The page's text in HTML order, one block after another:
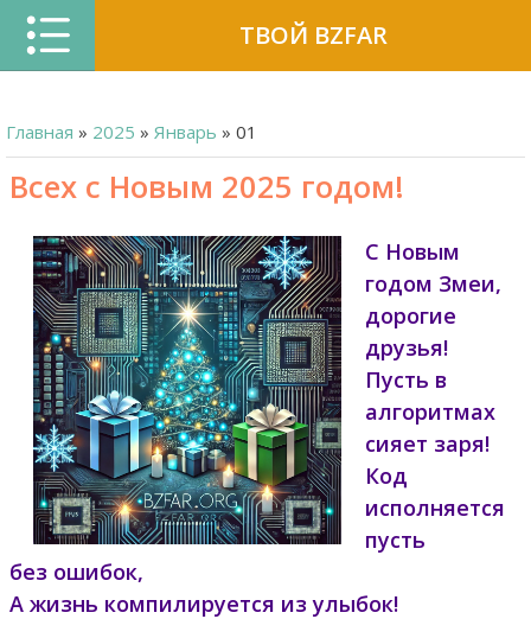
ТВОЙ BZFAR
Главная » 2025 » Январь » 01
Всех с Новым 2025 годом!
С Новым
годом Змеи,
дорогие
друзья!
Пусть в
алгоритмах
сияет заря!
Код
исполняется
пусть
без ошибок,
А жизнь компилируется из улыбок!